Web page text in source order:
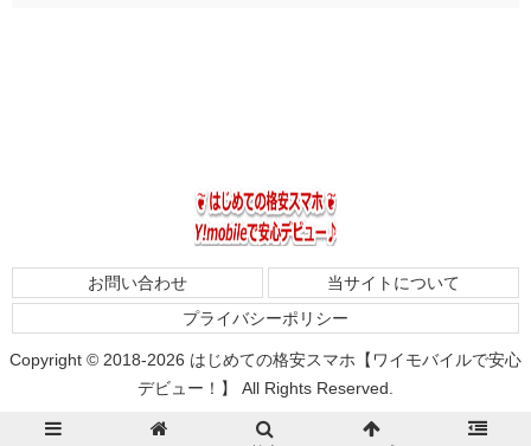
お問い合わせ
当サイトについて
プライバシーポリシー
Copyright © 2018-2026 はじめての格安スマホ【ワイモバイルで安心
デビュー！】 All Rights Reserved.